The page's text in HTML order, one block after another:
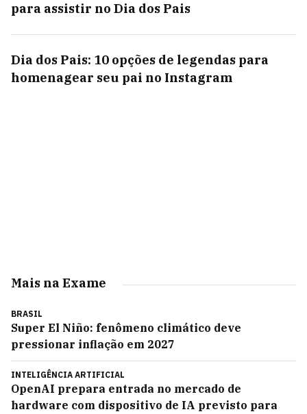
para assistir no Dia dos Pais
Dia dos Pais: 10 opções de legendas para
homenagear seu pai no Instagram
Mais na Exame
BRASIL
Super El Niño: fenômeno climático deve
pressionar inflação em 2027
INTELIGÊNCIA ARTIFICIAL
OpenAI prepara entrada no mercado de
hardware com dispositivo de IA previsto para